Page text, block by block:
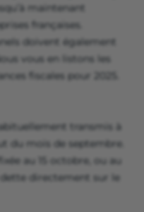
maintenant
françaises.
doivent également
vous en listons les
fiscales pour 2025.
transmis à
du mois de septembre.
au 15 octobre, ou au
directement sur le